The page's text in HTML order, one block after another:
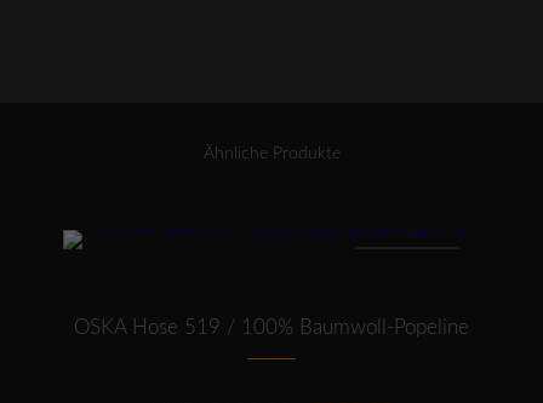
Ähnliche Produkte
Dieses Produkt weist mehrere Varianten auf. Die Optionen können auf der Produktseite gewählt werden
OSKA Hose 519 / 100% Baumwoll-Popeline